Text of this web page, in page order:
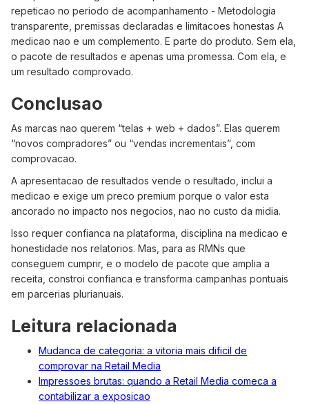
repeticao no periodo de acompanhamento - Metodologia
transparente, premissas declaradas e limitacoes honestas A
medicao nao e um complemento. E parte do produto. Sem ela,
o pacote de resultados e apenas uma promessa. Com ela, e
um resultado comprovado.
Conclusao
As marcas nao querem “telas + web + dados”. Elas querem
“novos compradores” ou “vendas incrementais”, com
comprovacao.
A apresentacao de resultados vende o resultado, inclui a
medicao e exige um preco premium porque o valor esta
ancorado no impacto nos negocios, nao no custo da midia.
Isso requer confianca na plataforma, disciplina na medicao e
honestidade nos relatorios. Mas, para as RMNs que
conseguem cumprir, e o modelo de pacote que amplia a
receita, constroi confianca e transforma campanhas pontuais
em parcerias plurianuais.
Leitura relacionada
Mudanca de categoria: a vitoria mais dificil de
comprovar na Retail Media
Impressoes brutas: quando a Retail Media comeca a
contabilizar a exposicao